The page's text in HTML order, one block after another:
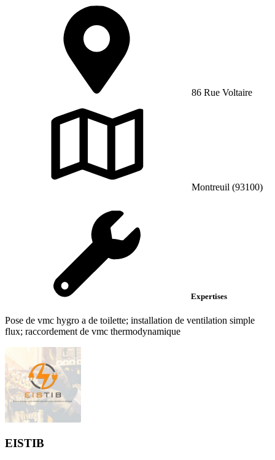
86 Rue Voltaire
Montreuil (93100)
Expertises
Pose de vmc hygro a de toilette; installation de ventilation simple
flux; raccordement de vmc thermodynamique
EISTIB